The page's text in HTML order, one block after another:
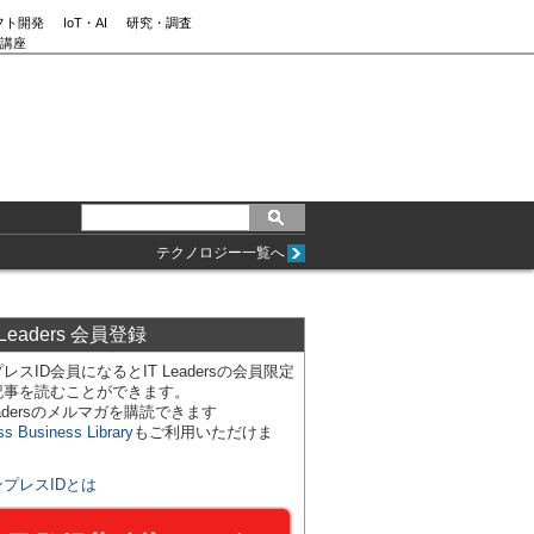
ト開発 IoT・AI
研究・調査
座
テクノロジー一覧へ
会員登録
スID会員になるとIT Leadersの会員限定
を読むことができます。
のメルマガを購読できます
Business Libraryもご利用いただけま
プレスIDとは